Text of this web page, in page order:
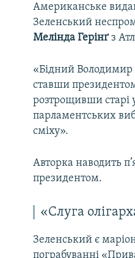
Американське
Зеленський
Мелінда Герінґ з
«Бідний Володимир
ставши
розтрощивши старі
парламентських
сміху».
Авторка наводить
президентом.
«Слуга
Зеленський є
пограбуванні